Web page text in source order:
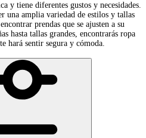
y tiene diferentes gustos y necesidades.
una amplia variedad de estilos y tallas
prendas que se ajusten a su
hasta tallas grandes, encontrarás ropa
hará sentir segura y cómoda.